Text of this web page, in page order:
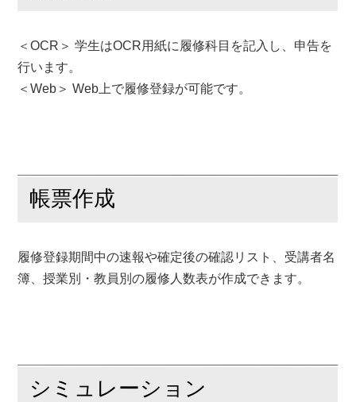
＜OCR＞ 学生はOCR用紙に履修科目を記入し、申告を
行います。
＜Web＞ Web上で履修登録が可能です。
帳票作成
履修登録期間中の速報や確定後の確認リスト、受講者名
簿、授業別・教員別の履修人数表が作成できます。
シミュレーション